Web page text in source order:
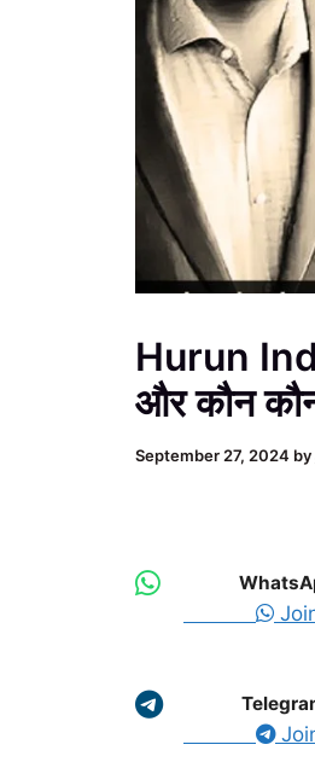
Hurun
और कौन
September 27, 2024 by